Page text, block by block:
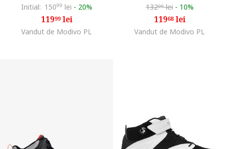
Initial: 15099 lei - 20%
11999lei
Vandut de Modivo PL
13299lei - 10%
11968lei
Vandut de Modivo PL